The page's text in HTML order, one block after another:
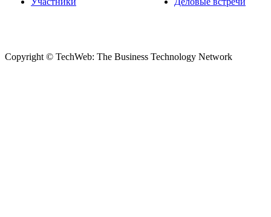
Copyright © TechWeb: The Business Technology Network